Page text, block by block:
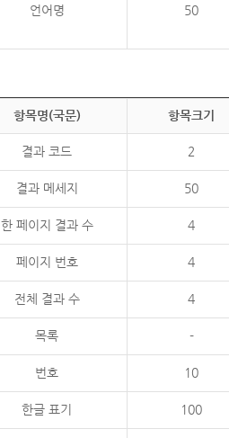
언어명 50
항목명(국문) 항목크기
결과 코드 2
결과 메세지 50
한 페이지 결과 수 4
페이지 번호 4
전체 결과 수 4
목록 -
번호 10
한글 표기 100